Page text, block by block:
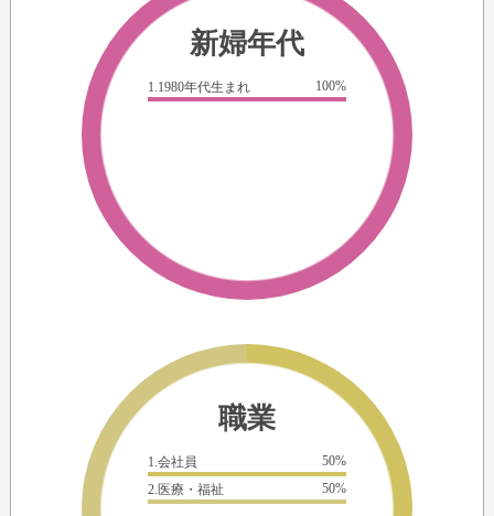
新婦年代
1.1980年代生まれ 100%
職業
1.会社員
50%
2.医療・福祉
50%